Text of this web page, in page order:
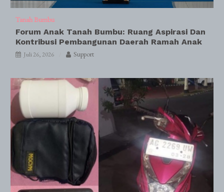
Tanah Bumbu
Forum Anak Tanah Bumbu: Ruang Aspirasi Dan
Kontribusi Pembangunan Daerah Ramah Anak
Juli 26, 2026 Support